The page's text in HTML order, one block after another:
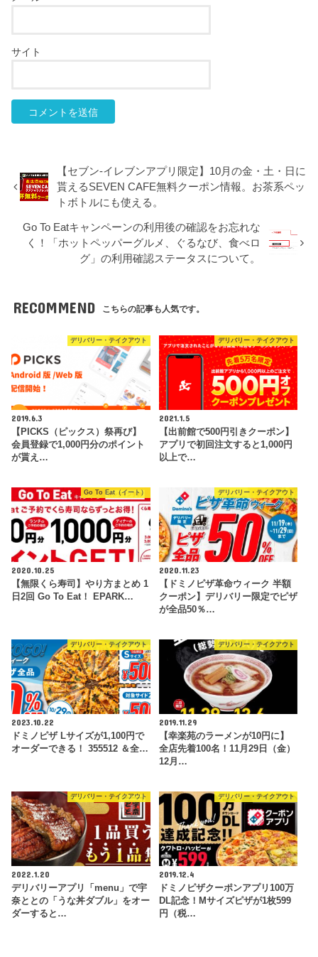
サイト
【セブン-イレブンアプリ限定】10月の金・土・日に
貰えるSEVEN CAFE無料クーポン情報。お茶系ペッ
トボトルにも使える。
Go To Eatキャンペーンの利用後の確認をお忘れな
く！「ホットペッパーグルメ、ぐるなび、食べロ
グ」の利用確認ステータスについて。
RECOMMEND こちらの記事も人気です。
デリバリー・テイクアウト
2019.6.3
【PICKS（ピックス）祭再び】
会員登録で1,000円分のポイント
が貰え…
デリバリー・テイクアウト
2021.1.5
【出前館で500円引きクーポン】
アプリで初回注文すると1,000円
以上で…
Go To Eat（イート）
2020.10.25
【無限くら寿司】やり方まとめ 1
日2回 Go To Eat！ EPARK…
デリバリー・テイクアウト
2020.11.23
【ドミノピザ革命ウィーク 半額
クーポン】デリバリー限定でピザ
が全品50％…
デリバリー・テイクアウト
2023.10.22
ドミノピザ Lサイズが1,100円で
オーダーできる！ 355512 ＆全…
デリバリー・テイクアウト
2019.11.29
【幸楽苑のラーメンが10円に】
全店先着100名！11月29日（金）
12月…
デリバリー・テイクアウト
2022.1.20
デリバリーアプリ「menu」で宇
奈ととの「うな丼ダブル」をオー
ダーすると…
デリバリー・テイクアウト
2019.12.4
ドミノピザクーポンアプリ100万
DL記念！Mサイズピザが1枚599
円（税…